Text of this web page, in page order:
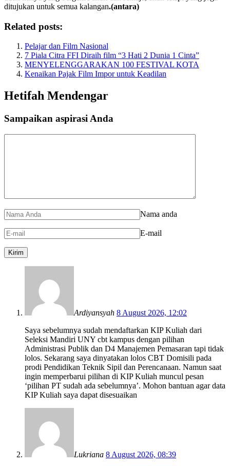
ditujukan untuk semua kalangan.(antara)
Related posts:
Pelajar dan Film Nasional
7 Piala Citra FFI Diraih film “3 Hati 2 Dunia 1 Cinta”
MENYELENGGARAKAN 100 FESTIVAL KOTA
Kenaikan Pajak Film Impor untuk Keadilan
Hetifah Mendengar
Sampaikan aspirasi Anda
Nama anda
E-mail
Ardiyansyah 8 August 2026, 12:02
Saya sebelumnya sudah mendaftarkan KIP Kuliah dari
Seleksi Mandiri UNY cbt kampus dengan pilihan
Administrasi Publik dan D4 Manajemen Pemasaran tapi tidak
lolos. Sekarang saya dinyatakan lolos CBT Domisili pada
prodi Pendidikan Teknik Sipil dan Perencanaan. Namun saat
ingin memperbarui pilihan di KIP Kuliah muncul pesan
‘pilihan PT sudah ada sebelumnya’. Mohon bantuan agar data
KIP Kuliah saya dapat disesuaikan
Lukriana 8 August 2026, 08:39